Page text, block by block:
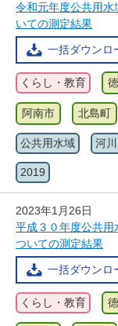
令和元年度公共用水
いての測定結果
一括ダウンロ
くらし・教育
阿南市 北島町
公共用水域 河川
2019
2023年1月26日
平成３０年度公共用
ついての測定結果
一括ダウンロ
くらし・教育